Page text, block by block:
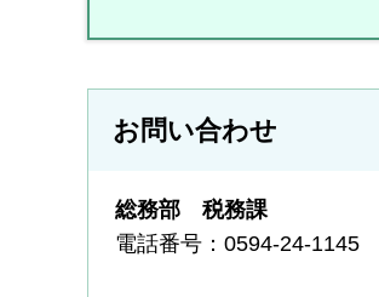
お問い合わせ
総務部 税務課
電話番号：0594-24-1145